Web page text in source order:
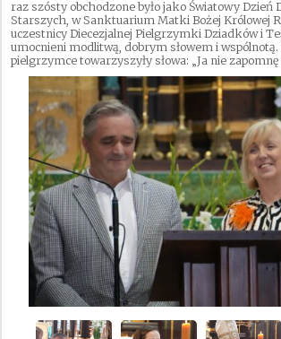
raz szósty obchodzone było jako Światowy Dzień
Starszych, w Sanktuarium Matki Bożej Królowej
uczestnicy Diecezjalnej Pielgrzymki Dziadków i
umocnieni modlitwą, dobrym słowem i
pielgrzymce towarzyszyły słowa: „Ja nie zapomnę